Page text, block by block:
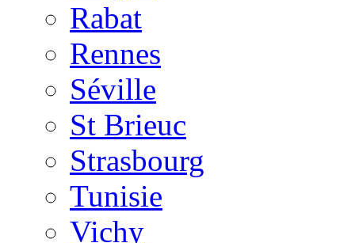
Rabat
Rennes
Séville
St Brieuc
Strasbourg
Tunisie
Vichy